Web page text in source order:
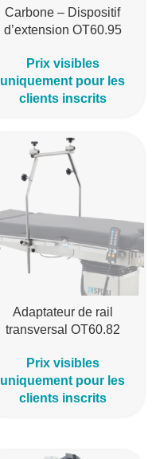
Carbone – Dispositif
d’extension OT60.95
Prix visibles
uniquement pour les
clients inscrits
Adaptateur de rail
transversal OT60.82
Prix visibles
uniquement pour les
clients inscrits